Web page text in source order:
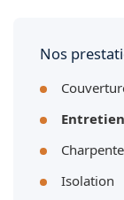
Nos
Charpente
Isolation